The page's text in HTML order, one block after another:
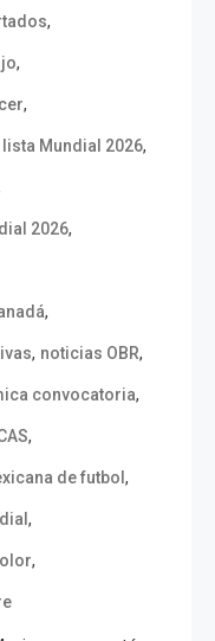
,
,
,
lista Mundial 2026,
2026,
,
, noticias OBR,
convocatoria,
,
de futbol ,
,
,